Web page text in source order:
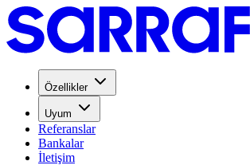
Özellikler
Uyum
Referanslar
Bankalar
İletişim